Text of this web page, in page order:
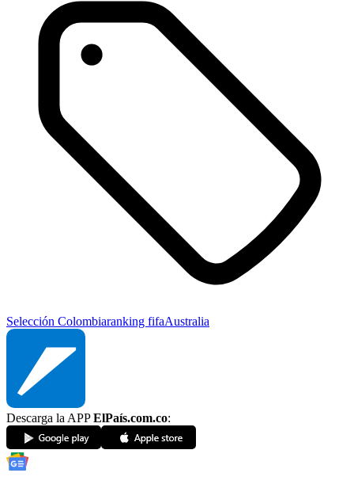
Selección Colombiaranking fifaAustralia
Descarga la APPElPaís.com.co: